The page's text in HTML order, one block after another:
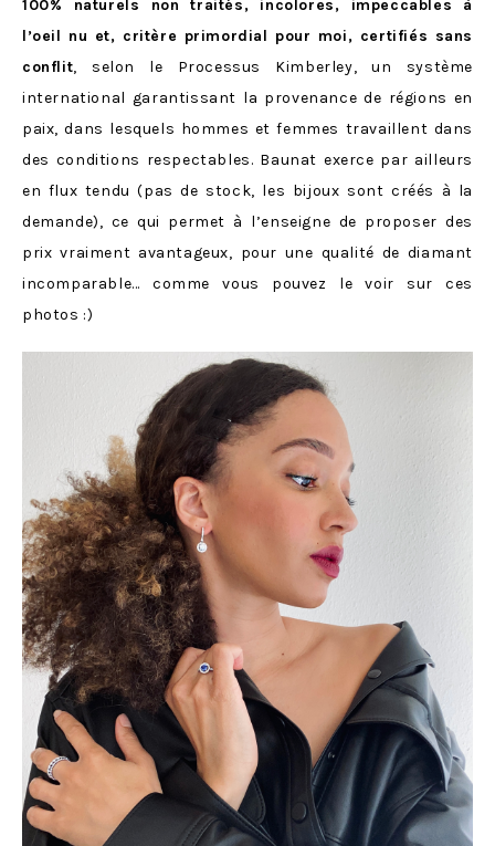
100% naturels non traités, incolores, impeccables à
l’oeil nu et, critère primordial pour moi, certifiés sans
conflit, selon le Processus Kimberley, un système
international garantissant la provenance de régions en
paix, dans lesquels hommes et femmes travaillent dans
des conditions respectables. Baunat exerce par ailleurs
en flux tendu (pas de stock, les bijoux sont créés à la
demande), ce qui permet à l’enseigne de proposer des
prix vraiment avantageux, pour une qualité de diamant
incomparable… comme vous pouvez le voir sur ces
photos :)